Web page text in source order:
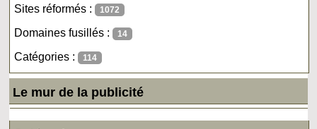
Sites réformés : 1072
Domaines fusillés : 14
Catégories : 114
Le mur de la publicité